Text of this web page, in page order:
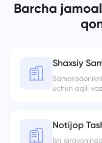
Barcha
Shaxsiy
uchun aqlli
Notijoр
Ish